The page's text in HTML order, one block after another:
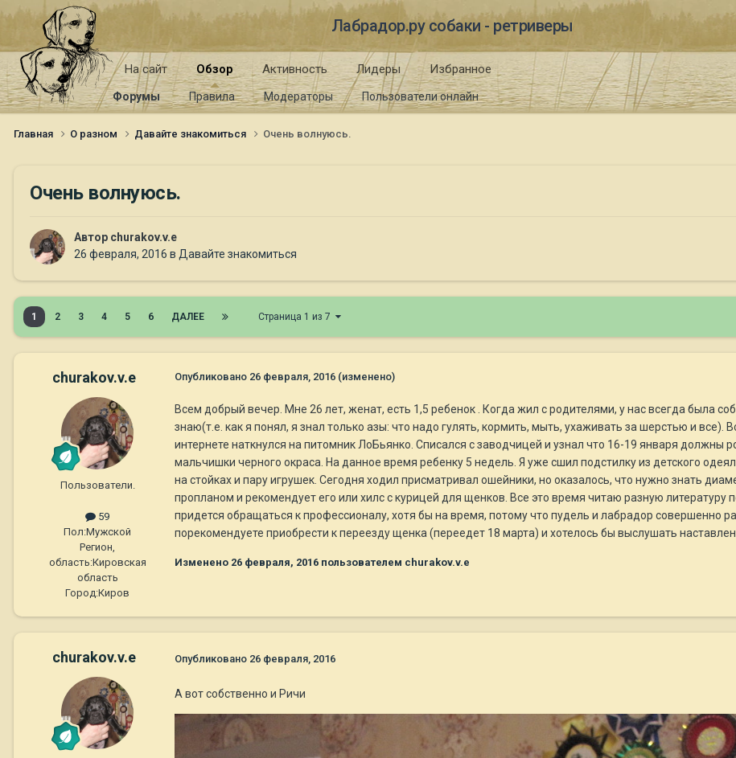
Лабрадор.ру собаки - ретриверы
На сайт Обзор
Форумы Правила Модераторы Пользователи онлайн
Активность Лидеры Избранное
Главная О разном Давайте знакомиться Очень волнуюсь.
Очень волнуюсь.
Автор churakov.v.e
26 февраля, 2016 в Давайте знакомиться
1 2 3 4 5 6 ДАЛЕЕ Страница 1 из 7
churakov.v.e
Пользователи.
59
Пол:Мужской
Регион,
область:Кировская
область
Город:Киров
Опубликовано 26 февраля, 2016 (изменено)
Всем добрый вечер. Мне 26 лет, женат, есть 1,5 ребенок . Когда жил с родителями, у нас всегда была
знаю(т.е. как я понял, я знал только азы: что надо гулять, кормить, мыть, ухаживать за шерстью и
интернете наткнулся на питомник ЛоБьянко. Списался с заводчицей и узнал что 16-19 января должны
мальчишки черного окраса. На данное время ребенку 5 недель. Я уже сшил подстилку из детского
на стойках и пару игрушек. Сегодня ходил присматривал ошейники, но оказалось, что нужно знать
пропланом и рекомендует его или хилс с курицей для щенков. Все это время читаю разную литературу
придется обращаться к профессионалу, хотя бы на время, потому что пудель и лабрадор совершенно
порекомендуете приобрести к переезду щенка (переедет 18 марта) и хотелось бы выслушать
Изменено 26 февраля, 2016 пользователем churakov.v.e
churakov.v.e Опубликовано 26 февраля, 2016
А вот собственно и Ричи